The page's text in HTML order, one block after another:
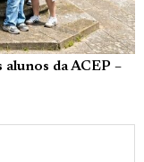
da ACEP –